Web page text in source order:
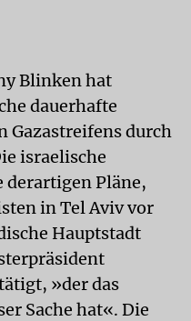
Blinken hat
dauerhafte
Gazastreifens durch
israelische
derartigen Pläne,
in Tel Aviv vor
Hauptstadt
»der das
Sache hat«. Die